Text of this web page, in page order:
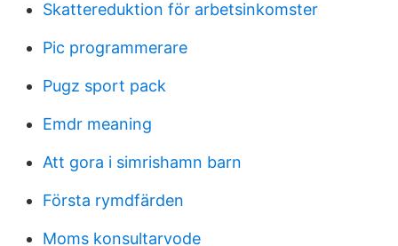
Skattereduktion för arbetsinkomster
Pic programmerare
Pugz sport pack
Emdr meaning
Att gora i simrishamn barn
Första rymdfärden
Moms konsultarvode